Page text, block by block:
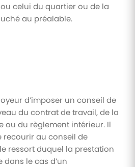
ou celui du quartier ou de la
au préalable.
d’imposer un conseil de
du contrat de travail, de la
ou du règlement intérieur. Il
recourir au conseil de
ressort duquel la prestation
dans le cas d’un